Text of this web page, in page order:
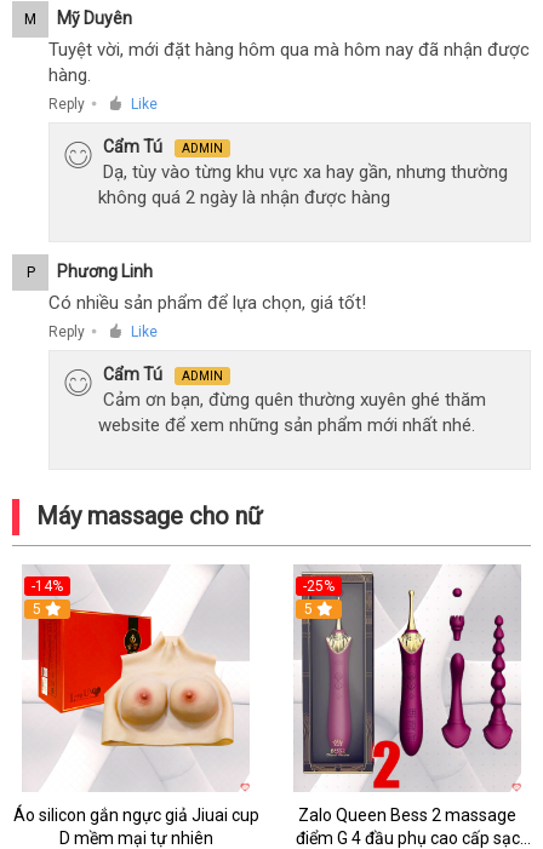
M Mỹ Duyên
Tuyệt vời, mới đặt hàng hôm qua mà hôm nay đã nhận được
hàng.
Reply ● Like
Cẩm Tú ADMIN
Dạ, tùy vào từng khu vực xa hay gần, nhưng thường
không quá 2 ngày là nhận được hàng
P Phương Linh
Có nhiều sản phẩm để lựa chọn, giá tốt!
Reply ● Like
Cẩm Tú ADMIN
Cảm ơn bạn, đừng quên thường xuyên ghé thăm
website để xem những sản phẩm mới nhất nhé.
Máy massage cho nữ
-14%
5
Áo silicon gắn ngực giả Jiuai cup
D mềm mại tự nhiên
-25%
5
Zalo Queen Bess 2 massage
điểm G 4 đầu phụ cao cấp sạc